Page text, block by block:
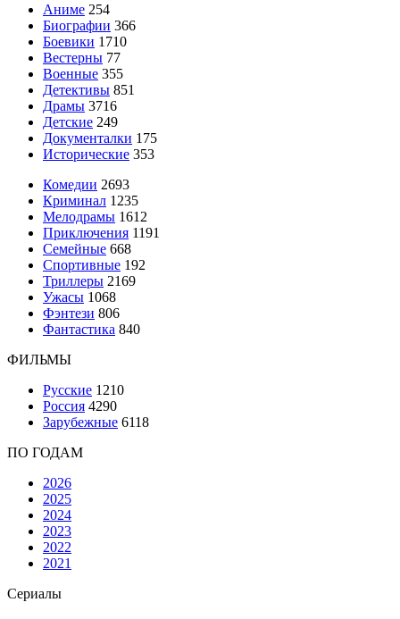
Аниме 254
Биографии 366
Боевики 1710
Вестерны 77
Военные 355
Детективы 851
Драмы 3716
Детские 249
Документалки 175
Исторические 353
Комедии 2693
Криминал 1235
Мелодрамы 1612
Приключения 1191
Семейные 668
Спортивные 192
Триллеры 2169
Ужасы 1068
Фэнтези 806
Фантастика 840
ФИЛЬМЫ
Русские 1210
Россия 4290
Зарубежные 6118
ПО ГОДАМ
2026
2025
2024
2023
2022
2021
Сериалы